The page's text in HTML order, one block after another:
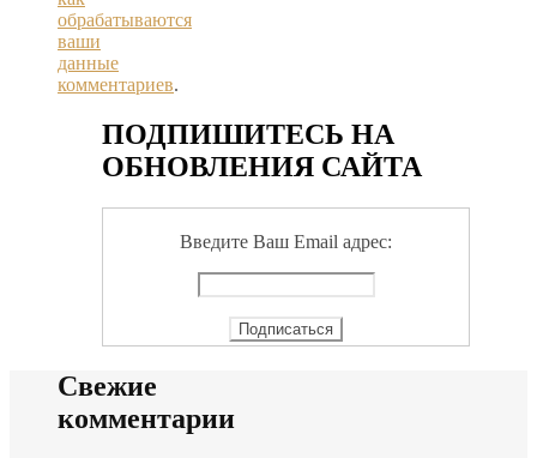
обрабатываются
ваши
данные
комментариев.
ПОДПИШИТЕСЬ НА
ОБНОВЛЕНИЯ САЙТА
Введите Ваш Email адрес:
Свежие
комментарии